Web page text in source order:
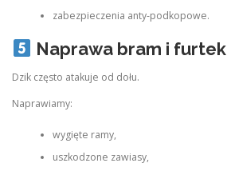
zabezpieczenia anty‑podkopowe.
Naprawa bram i furtek
Dzik często atakuje od dołu.
Naprawiamy:
wygięte ramy,
uszkodzone zawiasy,